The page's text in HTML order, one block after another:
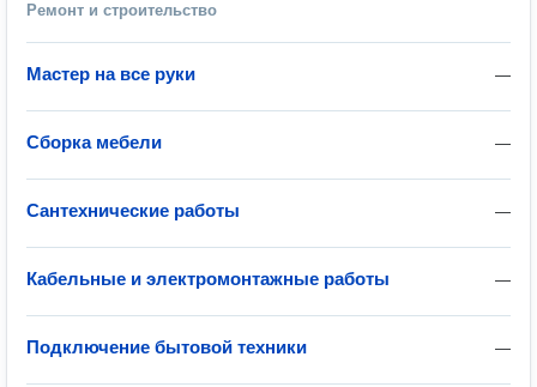
Ремонт и строительство
—
Мастер на все руки
—
Сборка мебели
—
Сантехнические работы
—
Кабельные и электромонтажные работы
—
Подключение бытовой техники